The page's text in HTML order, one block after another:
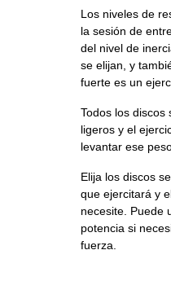
Los niveles de
la sesión de
del nivel de
se elijan, y
fuerte es un
Todos los discos
ligeros y el
levantar ese
Elija los discos
que ejercitará y
necesite. Puede
potencia si
fuerza.